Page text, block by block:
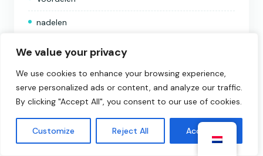
We value your privacy
We use cookies to enhance your browsing experience,
serve personalized ads or content, and analyze our traffic.
By clicking "Accept All", you consent to our use of cookies.
Customize Reject All Accept All
nadelen
Gebruiksgemak
Betrokkenheid en interactie
Veiligheid en privacy